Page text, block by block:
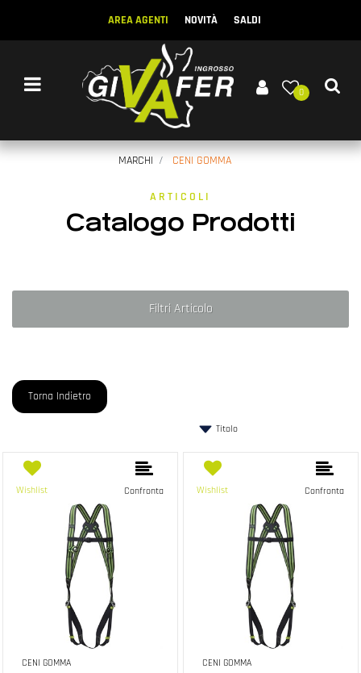
AREA AGENTI NOVITÀ SALDI
Open menu
0
MARCHI CENI GOMMA
ARTICOLI
Catalogo Prodotti
Filtri Articolo
Torna Indietro
Wishlist Confronta
CENI GOMMA
Wishlist Confronta
CENI GOMMA